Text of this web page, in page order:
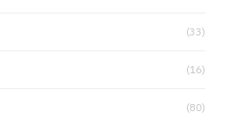
(33)
(16)
(80)